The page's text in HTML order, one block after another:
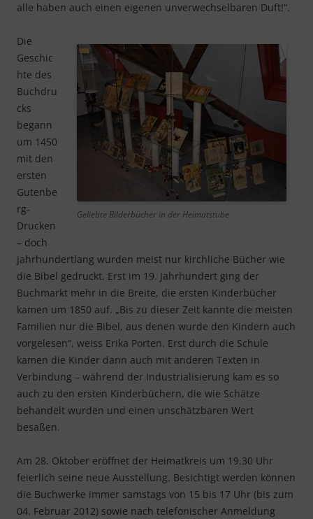
alle haben auch einen eigenen unverwechselbaren Duft!“.
Geliebte Bilderbücher in der Heimatstube
Die
Geschic
hte des
Buchdru
cks
begann
um 1450
mit den
ersten
Gutenbe
rg-
Drucken
– doch
jahrhundertlang wurden meist nur kirchliche Bücher wie
die Bibel gedruckt. Erst im 19. Jahrhundert ging der
Buchmarkt mehr in die Breite, die ersten Kinderbücher
kamen um 1850 auf. „Bis zu dieser Zeit kannte die meisten
Familien nur die Bibel, aus denen wurde den Kindern auch
vorgelesen“, weiss Erika Porten. Erst durch die Schule
kamen die Kinder dann auch mit anderen Texten in
Verbindung – während der Industrialisierung kam es so
auch zu den ersten Kinderbüchern, die wie Schätze
behandelt wurden und einen unschätzbaren Wert
besaßen.
Am 28. Oktober eröffnet der Heimatkreis um 19.30 Uhr
feierlich seine neue Ausstellung. Besichtigt werden können
die Buchwerke immer samstags von 15 bis 17 Uhr (bis zum
04. Februar 2012) sowie nach telefonischer Anmeldung